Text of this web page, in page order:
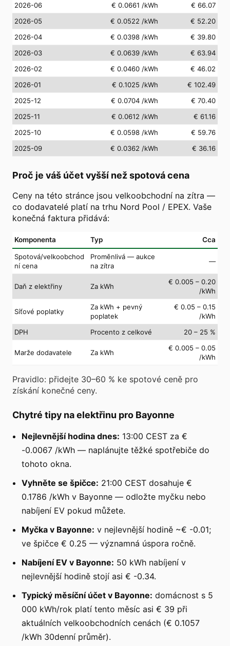
2026-06
€ 0.0661 /kWh
€ 66.07
2026-05
€ 0.0522 /kWh
€ 52.20
2026-04
€ 0.0398 /kWh
€ 39.80
2026-03
€ 0.0639 /kWh
€ 63.94
2026-02
€ 0.0460 /kWh
€ 46.02
2026-01
€ 0.1025 /kWh
€ 102.49
2025-12
€ 0.0704 /kWh
€ 70.40
2025-11
€ 0.0612 /kWh
€ 61.16
2025-10
€ 0.0598 /kWh
€ 59.76
2025-09
€ 0.0362 /kWh € 36.16
Proč je váš účet vyšší než spotová cena
Ceny na této stránce jsou velkoobchodní na zítra —
co dodavatelé platí na trhu Nord Pool / EPEX. Vaše
konečná faktura přidává:
Komponenta Typ Cca
Spotová/velkoobchod
ní cena
Proměnlivá — aukce
na zítra
—
Daň z elektřiny Za kWh
€ 0.005 – 0.20
/kWh
Síťové poplatky
Za kWh + pevný
poplatek
€ 0.05 – 0.15
/kWh
DPH
Procento z celkové 20 – 25 %
Marže dodavatele Za kWh
€ 0.005 – 0.05
/kWh
Pravidlo: přidejte 30–60 % ke spotové ceně pro
získání konečné ceny.
Chytré tipy na elektřinu pro Bayonne
Nejlevnější hodina dnes: 13:00 CEST za €
-0.0067 /kWh — naplánujte těžké spotřebiče do
tohoto okna.
Vyhněte se špičce: 21:00 CEST dosahuje €
0.1786 /kWh v Bayonne — odložte myčku nebo
nabíjení EV pokud můžete.
Myčka v Bayonne: v nejlevnější hodině ~€ -0.01;
ve špičce € 0.25 — významná úspora ročně.
Nabíjení EV v Bayonne: 50 kWh nabíjení v
nejlevnější hodině stojí asi € -0.34.
Typický měsíční účet v Bayonne: domácnost s 5
000 kWh/rok platí tento měsíc asi € 39 při
aktuálních velkoobchodních cenách (€ 0.1057
/kWh 30denní průměr).